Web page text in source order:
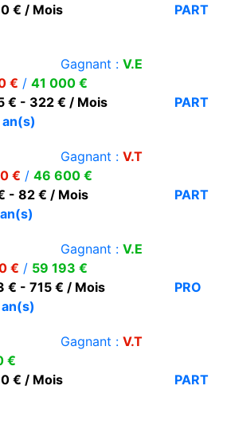
€ / Mois
PART
Gagnant : V.E
€ / 41 000 €
€ - 322 € / Mois
PART
an(s)
Gagnant : V.T
€ / 46 600 €
- 82 € / Mois
PART
Gagnant : V.E
€ / 59 193 €
€ - 715 € / Mois
PRO
an(s)
Gagnant : V.T
€
€ / Mois
PART